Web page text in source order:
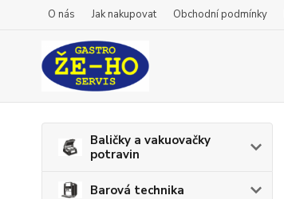
O nás Jak nakupovat Obchodní podmínky
Baličky a vakuovačky
potravin
Barová technika